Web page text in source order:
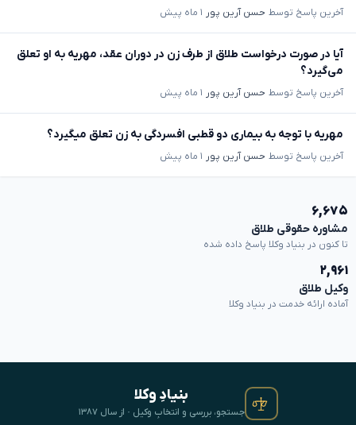
آخرین پاسخ توسط حسن آرین پور ۱ ماه پیش
آیا در صورت درخواست طلاق از طرف زن در دوران عقد، مهریه به او تعلق
می‌گیرد؟
آخرین پاسخ توسط حسن آرین پور ۱ ماه پیش
مهریه با توجه به بیماری دو قطبی افسردگی به زن تعلق میگیرد؟
آخرین پاسخ توسط حسن آرین پور ۱ ماه پیش
۶,۶۷۵
مشاوره حقوقی طلاق
تا کنون در بنیاد وکلا پاسخ داده شده
۲,۹۶۱
وکیل طلاق
آماده ارائه خدمت در بنیاد وکلا
بنیادِ وکلا
جستجو، بررسی و انتخابِ وکیل · از سال ۱۳۸۷